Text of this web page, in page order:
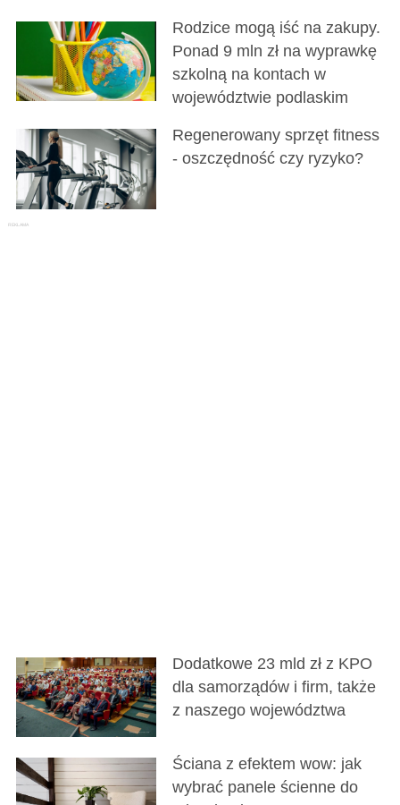
Rodzice mogą iść na zakupy.
Ponad 9 mln zł na wyprawkę
szkolną na kontach w
województwie podlaskim
Regenerowany sprzęt fitness
- oszczędność czy ryzyko?
Dodatkowe 23 mld zł z KPO
dla samorządów i firm, także
z naszego województwa
Ściana z efektem wow: jak
wybrać panele ścienne do